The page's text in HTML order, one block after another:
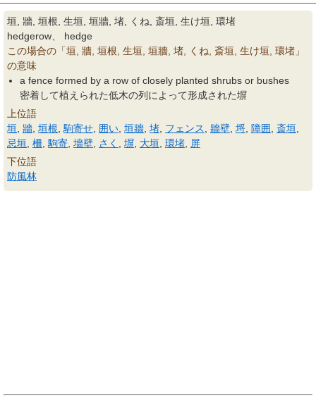
垣, 牆, 垣根, 生垣, 垣牆, 堵, くね, 斎垣, 生け垣, 環堵
hedgerow、 hedge
この場合の「垣, 牆, 垣根, 生垣, 垣牆, 堵, くね, 斎垣, 生け垣, 環堵」
の意味
a fence formed by a row of closely planted shrubs or bushes
密着して植えられた低木の列によって形成された塀
上位語
垣 牆 垣根 駒寄せ 囲い 垣牆 堵 フェンス 牆壁 埒 障囲 斎垣
忌垣 柵 駒寄 墻壁 さく 塀 大垣 環堵
屏
下位語
防風林